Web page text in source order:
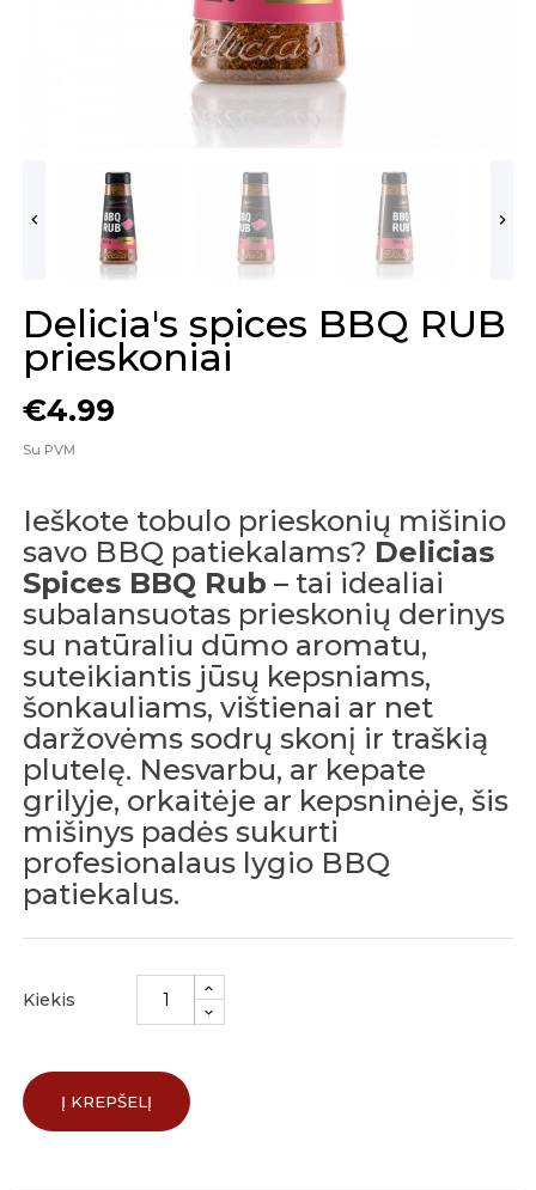
 
Delicia's spices BBQ RUB
prieskoniai
€4.99
Su PVM
Ieškote tobulo prieskonių mišinio
savo BBQ patiekalams? Delicias
Spices BBQ Rub – tai idealiai
subalansuotas prieskonių derinys
su natūraliu dūmo aromatu,
suteikiantis jūsų kepsniams,
šonkauliams, vištienai ar net
daržovėms sodrų skonį ir traškią
plutelę. Nesvarbu, ar kepate
grilyje, orkaitėje ar kepsninėje, šis
mišinys padės sukurti
profesionalaus lygio BBQ
patiekalus.
Kiekis
Į KREPŠELĮ